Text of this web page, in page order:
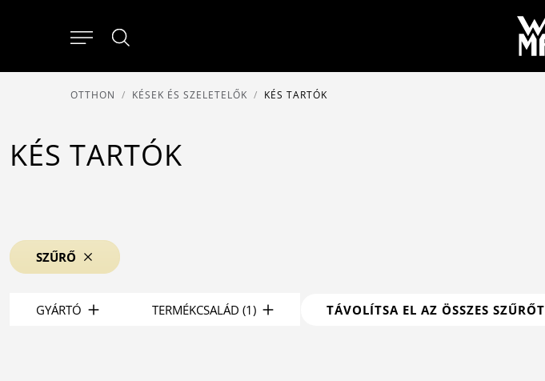
OTTHON KÉSEK ÉS SZELETELŐK KÉS TARTÓK
KÉS TARTÓK
SZŰRŐ
GYÁRTÓ TERMÉKCSALÁD (1) TÁVOLÍTSA EL AZ ÖSSZES SZŰRŐT